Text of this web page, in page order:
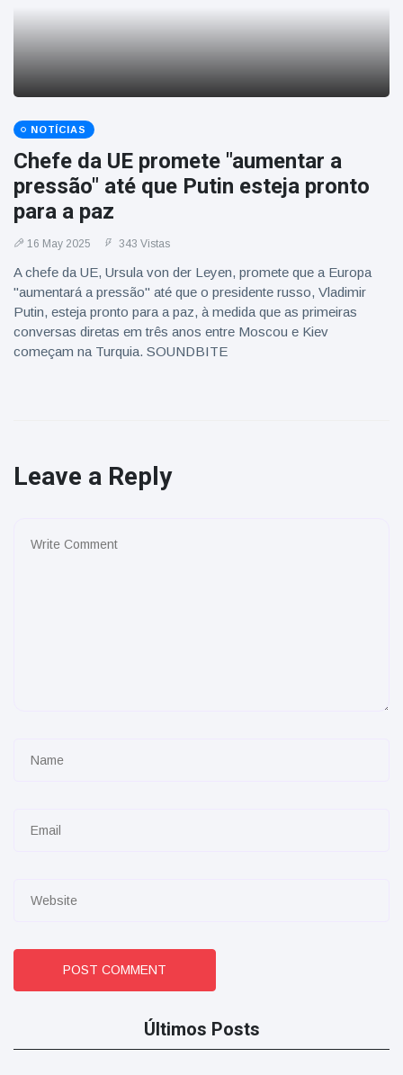
NOTÍCIAS
Chefe da UE promete "aumentar a
pressão" até que Putin esteja pronto
para a paz
16 May 2025 343 Vistas
A chefe da UE, Ursula von der Leyen, promete que a Europa
"aumentará a pressão" até que o presidente russo, Vladimir
Putin, esteja pronto para a paz, à medida que as primeiras
conversas diretas em três anos entre Moscou e Kiev
começam na Turquia. SOUNDBITE
Leave a Reply
POST COMMENT
Últimos Posts